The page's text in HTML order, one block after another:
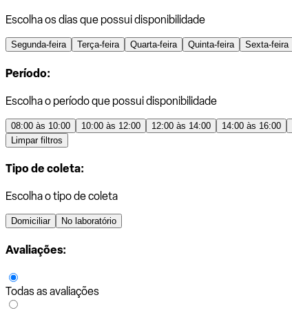
Escolha os dias que possui disponibilidade
Segunda-feira Terça-feira Quarta-feira Quinta-feira Sexta-feira
Período:
Escolha o período que possui disponibilidade
08:00 às 10:00 10:00 às 12:00 12:00 às 14:00 14:00 às 16:00
Limpar filtros
Tipo de coleta:
Escolha o tipo de coleta
Domiciliar No laboratório
Avaliações:
Todas as avaliações